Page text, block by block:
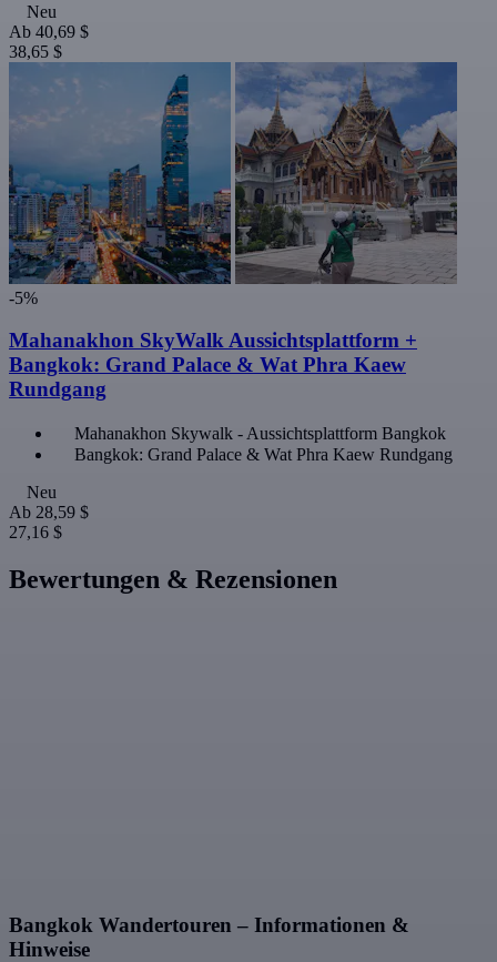
Neu
Ab 40,69 $
38,65 $
-5%
Mahanakhon SkyWalk Aussichtsplattform +
Bangkok: Grand Palace & Wat Phra Kaew
Rundgang
Mahanakhon Skywalk - Aussichtsplattform Bangkok
Bangkok: Grand Palace & Wat Phra Kaew Rundgang
Neu
Ab 28,59 $
27,16 $
Bewertungen & Rezensionen
Bangkok Wandertouren – Informationen &
Hinweise